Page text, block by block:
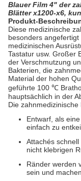
Blauer Film 4" der
Blätter x1200-x6,
Produkt-
Diese medizinische
besonders
medizinischen
Tastatur usw. Großer
der Verschmutzung
Bakterien, die
Material der hohen
geführte 100 ℃
hauptsächlich in der
Die
Entwarf, als
einfach zu
Attachés
nicht klebrigen
Ränder werden
sein und